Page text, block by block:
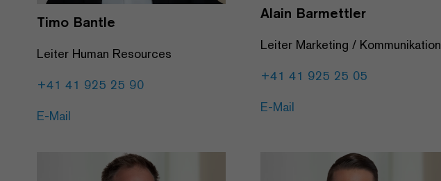
Timo Bantle
Leiter Human Resources
+41 41 925 25 90
E-Mail
Alain Barmettler
Leiter Marketing / Kommunikation
+41 41 925 25 05
E-Mail